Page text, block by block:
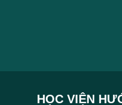
HỌC VIỆN